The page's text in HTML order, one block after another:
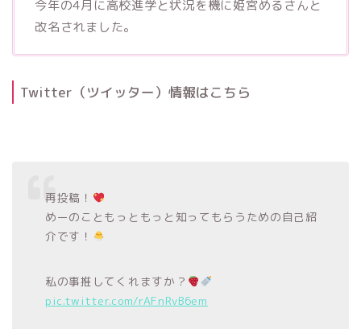
今年の4月に高校進学と状況を機に姫宮めるさんと
改名されました。
Twitter（ツイッター）情報はこちら
再投稿！
めーのこともっともっと知ってもらうための自己紹
介です！
私の事推してくれますか？
pic.twitter.com/rAFnRvB6em